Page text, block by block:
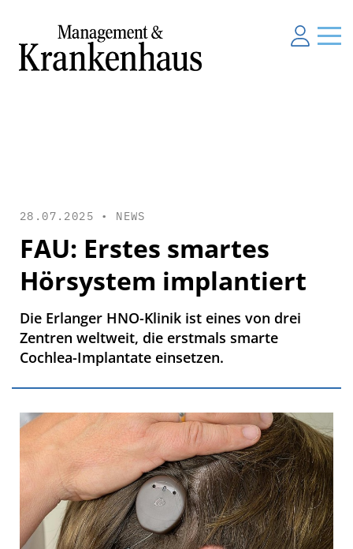
28.07.2025 • NEWS
FAU: Erstes smartes
Hörsystem implantiert
Die Erlanger HNO-Klinik ist eines von drei
Zentren weltweit, die erstmals smarte
Cochlea-Implantate einsetzen.